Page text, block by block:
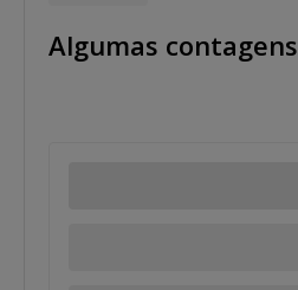
Algumas contagens